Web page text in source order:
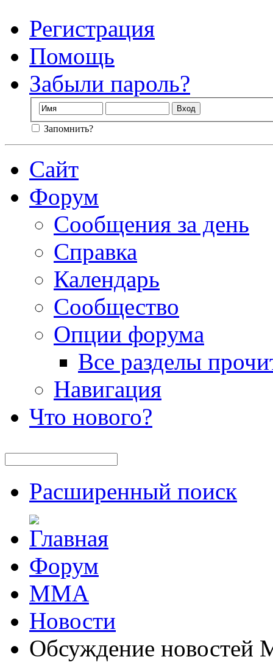
Регистрация
Помощь
Забыли пароль?
Запомнить?
Сайт
Форум
Сообщения за день
Справка
Календарь
Сообщество
Опции форума
Все разделы
Навигация
Что нового?
Расширенный поиск
Форум
ММА
Новости
Обсуждение